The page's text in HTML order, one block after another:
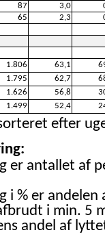
87 3,0
65 2,3
1.806 63,1
1.795 62,7
1.626 56,8
1.499 52,4
efter
er antallet af
i % er
i min. 5
andel af